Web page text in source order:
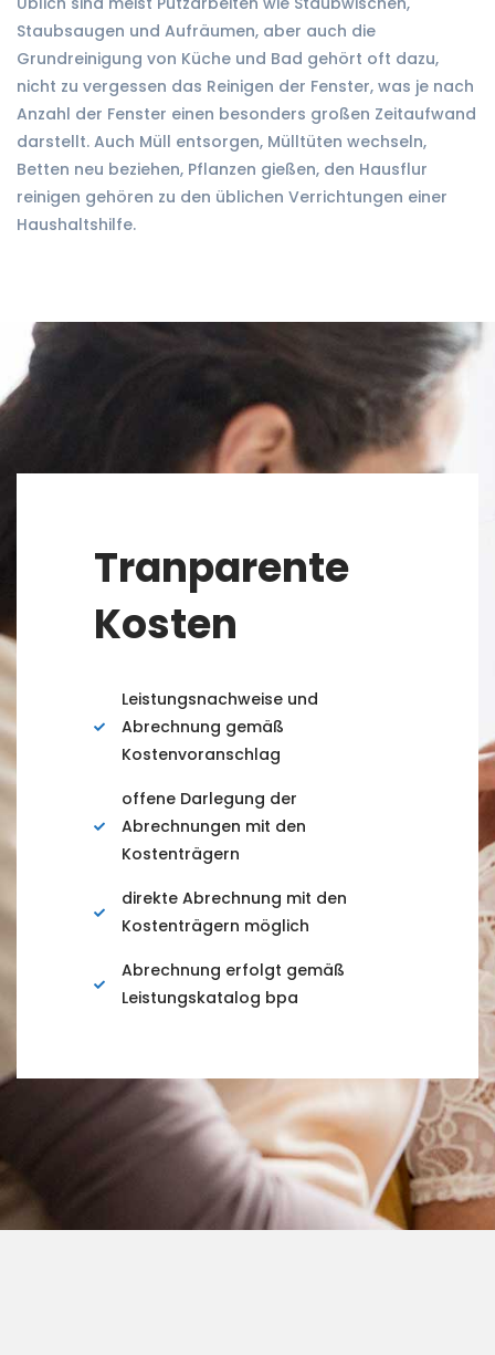
Staubsaugen und Aufräumen, aber auch die
Grundreinigung von Küche und Bad gehört oft dazu,
nicht zu vergessen das Reinigen der Fenster, was je nach
Anzahl der Fenster einen besonders großen Zeitaufwand
darstellt. Auch Müll entsorgen, Mülltüten wechseln,
Betten neu beziehen, Pflanzen gießen, den Hausflur
reinigen gehören zu den üblichen Verrichtungen einer
Haushaltshilfe.
Tranparente
Kosten
Leistungsnachweise und
Abrechnung gemäß
Kostenvoranschlag
offene Darlegung der
Abrechnungen mit den
Kostenträgern
direkte Abrechnung mit den
Kostenträgern möglich
Abrechnung erfolgt gemäß
Leistungskatalog bpa